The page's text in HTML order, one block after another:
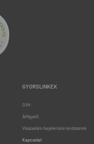
GYORSLINKEK
GVH
Árfigyelő
Visszaélés-bejelentési rendszerek
Kapcsolat